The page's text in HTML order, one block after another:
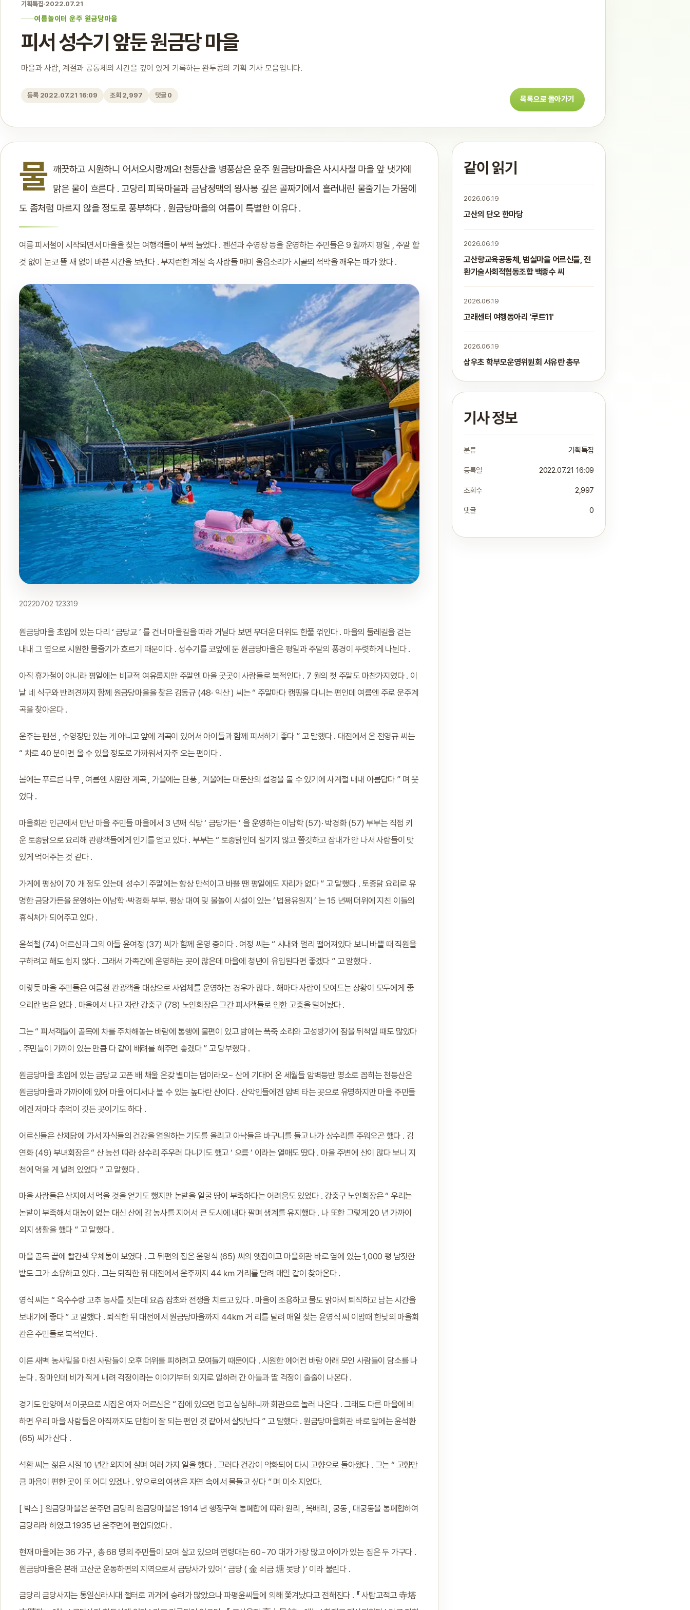
기획특집·2022.07.21
여름놀이터 운주 원금당마을
피서 성수기 앞둔 원금당 마을
마을과 사람, 계절과 공동체의 시간을 깊이 있게 기록하는 완두콩의 기획 기사 모음입니다.
등록 2022.07.21 16:09 조회 2,997 댓글 0 목록으로 돌아가기
물 깨끗하고 시원하니 어서오시랑께요! 천등산을 병풍삼은 운주 원금당마을은 사시사철 마을 앞 냇가에
맑은 물이 흐른다 . 고당리 피묵마을과 금남정맥의 왕사봉 깊은 골짜기에서 흘러내린 물줄기는 가뭄에
도 좀처럼 마르지 않을 정도로 풍부하다 . 원금당마을의 여름이 특별한 이유다 .
여름 피서철이 시작되면서 마을을 찾는 여행객들이 부쩍 늘었다 . 펜션과 수영장 등을 운영하는 주민들은 9 월까지 평일 , 주말 할
것 없이 눈코 뜰 새 없이 바쁜 시간을 보낸다 . 부지런한 계절 속 사람들 매미 울음소리가 시골의 적막을 깨우는 때가 왔다 .
20220702 123319
원금당마을 초입에 있는 다리 ‘ 금당교 ’ 를 건너 마을길을 따라 거닐다 보면 무더운 더위도 한풀 꺾인다 . 마을의 둘레길을 걷는
내내 그 옆으로 시원한 물줄기가 흐르기 때문이다 . 성수기를 코앞에 둔 원금당마을은 평일과 주말의 풍경이 뚜렷하게 나뉜다 .
아직 휴가철이 아니라 평일에는 비교적 여유롭지만 주말엔 마을 곳곳이 사람들로 북적인다 . 7 월의 첫 주말도 마찬가지였다 . 이
날 네 식구와 반려견까지 함께 원금당마을을 찾은 김동규 (48· 익산 ) 씨는 “ 주말마다 캠핑을 다니는 편인데 여름엔 주로 운주계
곡을 찾아온다 .
운주는 펜션 , 수영장만 있는 게 아니고 앞에 계곡이 있어서 아이들과 함께 피서하기 좋다 ” 고 말했다 . 대전에서 온 전영규 씨는
“ 차로 40 분이면 올 수 있을 정도로 가까워서 자주 오는 편이다 .
봄에는 푸르른 나무 , 여름엔 시원한 계곡 , 가을에는 단풍 , 겨울에는 대둔산의 설경을 볼 수 있기에 사계절 내내 아름답다 ” 며 웃
었다 .
마을회관 인근에서 만난 마을 주민들 마을에서 3 년째 식당 ‘ 금당가든 ’ 을 운영하는 이남학 (57)· 박경화 (57) 부부는 직접 키
운 토종닭으로 요리해 관광객들에게 인기를 얻고 있다 . 부부는 “ 토종닭인데 질기지 않고 쫄깃하고 잡내가 안 나서 사람들이 맛
있게 먹어주는 것 같다 .
가게에 평상이 70 개 정도 있는데 성수기 주말에는 항상 만석이고 바쁠 땐 평일에도 자리가 없다 ” 고 말했다 . 토종닭 요리로 유
명한 금당가든을 운영하는 이남학 ·박경화 부부. 평상 대여 및 물놀이 시설이 있는 ‘ 법용유원지 ’ 는 15 년째 더위에 지친 이들의
휴식처가 되어주고 있다 .
윤석철 (74) 어르신과 그의 아들 윤여정 (37) 씨가 함께 운영 중이다 . 여정 씨는 “ 시내와 멀리 떨어져있다 보니 바쁠 때 직원을
구하려고 해도 쉽지 않다 . 그래서 가족간에 운영하는 곳이 많은데 마을에 청년이 유입된다면 좋겠다 ” 고 말했다 .
이렇듯 마을 주민들은 여름철 관광객을 대상으로 사업체를 운영하는 경우가 많다 . 해마다 사람이 모여드는 상황이 모두에게 좋
으리란 법은 없다 . 마을에서 나고 자란 강충구 (78) 노인회장은 그간 피서객들로 인한 고충을 털어놨다 .
그는 “ 피서객들이 골목에 차를 주차해놓는 바람에 통행에 불편이 있고 밤에는 폭죽 소리와 고성방가에 잠을 뒤척일 때도 많았다
. 주민들이 가까이 있는 만큼 다 같이 배려를 해주면 좋겠다 ” 고 당부했다 .
원금당마을 초입에 있는 금당교 고픈 배 채울 온갖 별미는 덤이라오~ 산에 기대어 온 세월들 암벽등반 명소로 꼽히는 천등산은
원금당마을과 가까이에 있어 마을 어디서나 볼 수 있는 높다란 산이다 . 산악인들에겐 암벽 타는 곳으로 유명하지만 마을 주민들
에겐 저마다 추억이 깃든 곳이기도 하다 .
어르신들은 산제당에 가서 자식들의 건강을 염원하는 기도를 올리고 아낙들은 바구니를 들고 나가 상수리를 주워오곤 했다 . 김
연화 (49) 부녀회장은 “ 산 능선 따라 상수리 주우러 다니기도 했고 ‘ 으름 ’ 이라는 열매도 땄다 . 마을 주변에 산이 많다 보니 지
천에 먹을 게 널려 있었다 ” 고 말했다 .
마을 사람들은 산지에서 먹을 것을 얻기도 했지만 논밭을 일굴 땅이 부족하다는 어려움도 있었다 . 강충구 노인회장은 “ 우리는
논밭이 부족해서 대농이 없는 대신 산에 감 농사를 지어서 큰 도시에 내다 팔며 생계를 유지했다 . 나 또한 그렇게 20 년 가까이
외지 생활을 했다 ” 고 말했다 .
마을 골목 끝에 빨간색 우체통이 보였다 . 그 뒤편의 집은 윤영식 (65) 씨의 옛집이고 마을회관 바로 옆에 있는 1,000 평 남짓한
밭도 그가 소유하고 있다 . 그는 퇴직한 뒤 대전에서 운주까지 44 ㎞ 거리를 달려 매일 같이 찾아온다 .
영식 씨는 “ 옥수수랑 고추 농사를 짓는데 요즘 잡초와 전쟁을 치르고 있다 . 마을이 조용하고 물도 맑아서 퇴직하고 남는 시간을
보내기에 좋다 ” 고 말했다 . 퇴직한 뒤 대전에서 원금당마을까지 44㎞ 거 리를 달려 매일 찾는 윤영식 씨 이맘때 한낮의 마을회
관은 주민들로 북적인다 .
이른 새벽 농사일을 마친 사람들이 오후 더위를 피하려고 모여들기 때문이다 . 시원한 에어컨 바람 아래 모인 사람들이 담소를 나
눈다 . 장마인데 비가 적게 내려 걱정이라는 이야기부터 외지로 일하러 간 아들과 딸 걱정이 줄줄이 나온다 .
경기도 안양에서 이곳으로 시집온 여자 어르신은 “ 집에 있으면 덥고 심심하니까 회관으로 놀러 나온다 . 그래도 다른 마을에 비
하면 우리 마을 사람들은 아직까지도 단합이 잘 되는 편인 것 같아서 살맛난다 ” 고 말했다 . 원금당마을회관 바로 앞에는 윤석환
(65) 씨가 산다 .
석환 씨는 젊은 시절 10 년간 외지에 살며 여러 가지 일을 했다 . 그러다 건강이 악화되어 다시 고향으로 돌아왔다 . 그는 “ 고향만
큼 마음이 편한 곳이 또 어디 있겠나 . 앞으로의 여생은 자연 속에서 물들고 싶다 ” 며 미소 지었다.
[ 박스 ] 원금당마을은 운주면 금당리 원금당마을은 1914 년 행정구역 통폐합에 따라 원리 , 옥배리 , 궁동 , 대궁동을 통폐합하여
금당리라 하였고 1935 년 운주면에 편입되었다 .
현재 마을에는 36 가구 , 총 68 명의 주민들이 모여 살고 있으며 연령대는 60~70 대가 가장 많고 아이가 있는 집은 두 가구다 .
원금당마을은 본래 고산군 운동하면의 지역으로서 금당사가 있어 ‘ 금당 ( 金 쇠금 塘 못당 )’ 이라 불린다 .
금당리 금당사지는 통일신라시대 절터로 과거에 승려가 많았으나 파평윤씨들에 의해 쫓겨났다고 전해진다 . 『 사탑고적고 寺塔
같이 읽기
2026.06.19
고산의 단오 한마당
2026.06.19
고산향교육공동체, 범실마을 어르신들, 전
환기술사회적협동조합 백종수 씨
2026.06.19
고래센터 여행동아리 '루트11'
2026.06.19
삼우초 학부모운영위원회 서유란 총무
기사 정보
분류 기획특집
등록일 2022.07.21 16:09
조회수 2,997
댓글 0